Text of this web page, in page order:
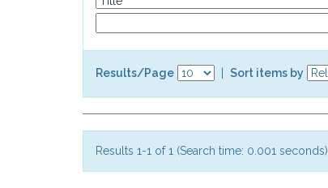
Results/Page Sort items by
Results 1-1 of 1 (Search time: 0.001 seconds).